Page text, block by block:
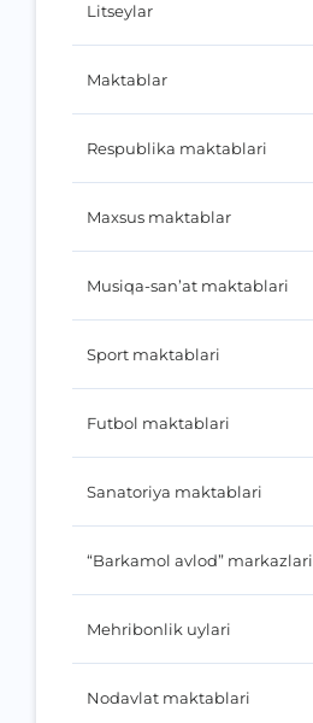
Litseylar
Maktablar
Respublika maktablari
Maxsus maktablar
Musiqa-san’at maktablari
Sport maktablari
Futbol maktablari
Sanatoriya maktablari
“Barkamol avlod” markazlari
Mehribonlik uylari
Nodavlat maktablari